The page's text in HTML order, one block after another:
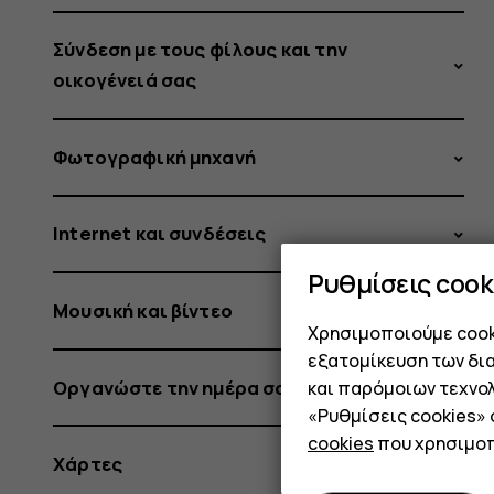
Σύνδεση με τους φίλους και την
οικογένειά σας
Φωτογραφική μηχανή
Internet και συνδέσεις
Μουσική και βίντεο
Οργανώστε την ημέρα σας
Χάρτες
Ρυθμίσεις
Χρησιμοποιούμε
εξατομίκευση των
και παρόμοιων
«Ρυθμίσεις
cookies που